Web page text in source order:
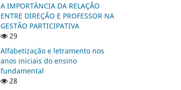
A IMPORTÂNCIA DA RELAÇÃO
ENTRE DIREÇÃO E PROFESSOR NA
GESTÃO PARTICIPATIVA
29
Alfabetização e letramento nos
anos iniciais do ensino
fundamental
28